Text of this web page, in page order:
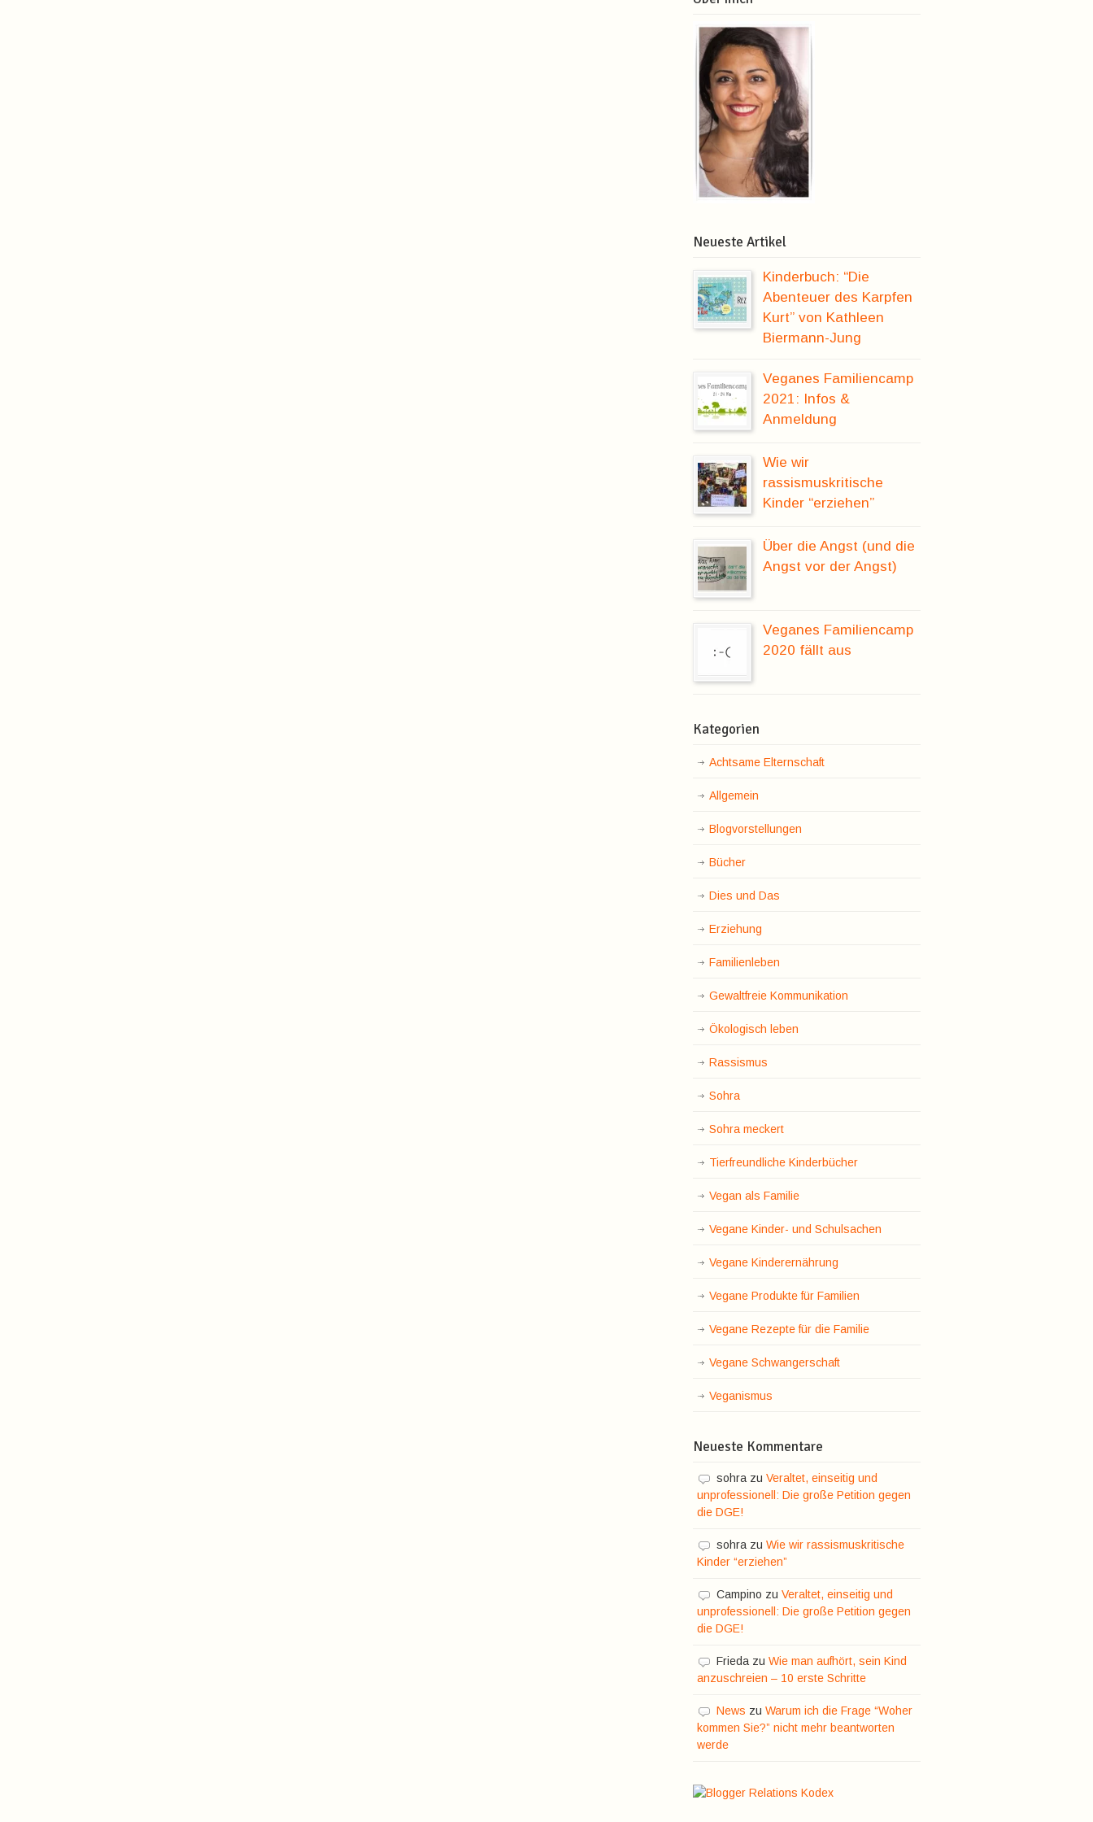
Neueste Artikel
Kinderbuch: “Die
Abenteuer des Karpfen
Kurt” von Kathleen
Biermann-Jung
Veganes Familiencamp
2021: Infos &
Anmeldung
Wie wir
rassismuskritische
Kinder “erziehen”
Über die Angst (und die
Angst vor der Angst)
Veganes Familiencamp
2020 fällt aus
Kategorien
Achtsame Elternschaft
Allgemein
Blogvorstellungen
Bücher
Dies und Das
Erziehung
Familienleben
Gewaltfreie Kommunikation
Ökologisch leben
Rassismus
Sohra
Sohra meckert
Tierfreundliche Kinderbücher
Vegan als Familie
Vegane Kinder- und Schulsachen
Vegane Kinderernährung
Vegane Produkte für Familien
Vegane Rezepte für die Familie
Vegane Schwangerschaft
Veganismus
Neueste Kommentare
sohra zu Veraltet, einseitig und
unprofessionell: Die große Petition gegen
die DGE!
sohra zu Wie wir rassismuskritische
Kinder “erziehen”
Campino zu Veraltet, einseitig und
unprofessionell: Die große Petition gegen
die DGE!
Frieda zu Wie man aufhört, sein Kind
anzuschreien – 10 erste Schritte
News zu Warum ich die Frage “Woher
kommen Sie?” nicht mehr beantworten
werde